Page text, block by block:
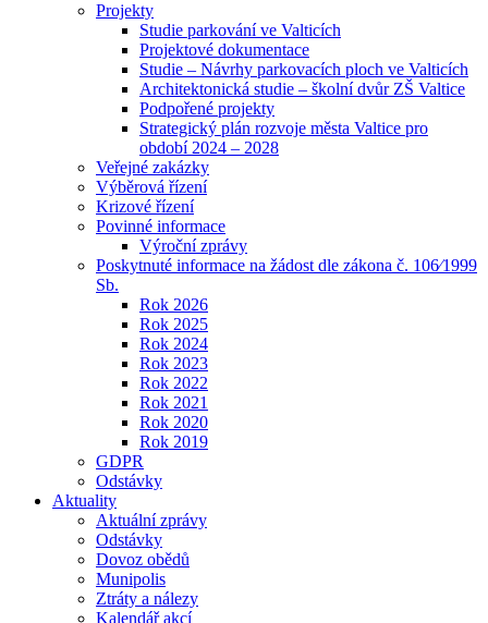
Projekty
Studie parkování ve Valticích
Projektové dokumentace
Studie – Návrhy parkovacích ploch ve Valticích
Architektonická studie – školní dvůr ZŠ Valtice
Podpořené projekty
Strategický plán rozvoje města Valtice pro
období 2024 – 2028
Veřejné zakázky
Výběrová řízení
Krizové řízení
Povinné informace
Výroční zprávy
Poskytnuté informace na žádost dle zákona č. 106⁄1999
Sb.
Rok 2026
Rok 2025
Rok 2024
Rok 2023
Rok 2022
Rok 2021
Rok 2020
Rok 2019
GDPR
Odstávky
Aktuality
Aktuální zprávy
Odstávky
Dovoz obědů
Munipolis
Ztráty a nálezy
Kalendář akcí